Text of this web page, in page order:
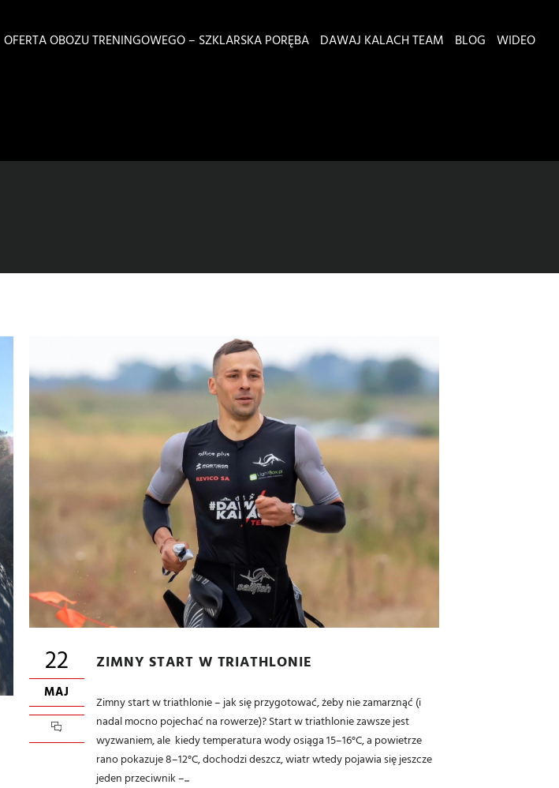
OFERTA OBOZU TRENINGOWEGO – SZKLARSKA PORĘBA DAWAJ KALACH TEAM BLOG WIDEO
22
MAJ
ZIMNY START W TRIATHLONIE
Zimny start w triathlonie – jak się przygotować, żeby nie zamarznąć (i
nadal mocno pojechać na rowerze)? Start w triathlonie zawsze jest
wyzwaniem, ale kiedy temperatura wody osiąga 15–16°C, a powietrze
rano pokazuje 8–12°C, dochodzi deszcz, wiatr wtedy pojawia się jeszcze
jeden przeciwnik –...